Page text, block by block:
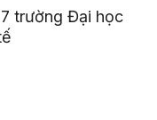
trường Đại học